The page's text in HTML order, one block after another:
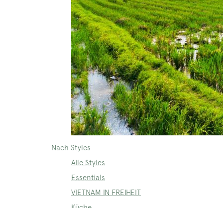
Nach Styles
Alle Styles
Essentials
VIETNAM IN FREIHEIT